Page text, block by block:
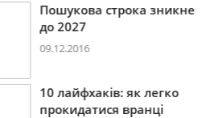
Пошукова строка зникне
до 2027
09.12.2016
10 лайфхаків: як легко
прокидатися вранці